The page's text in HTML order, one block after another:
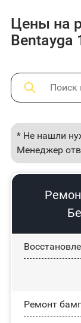
Цены на
Bentayga
* Не нашли
Менеджер
Ремонт